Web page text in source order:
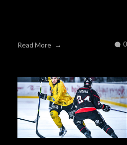
Read More 0